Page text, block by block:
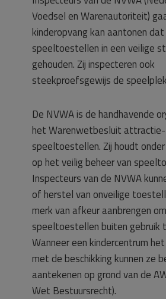
Voedsel en Warenautoriteit)
kinderopvang kan aantonen
speeltoestellen in een veilige
gehouden. Zij inspecteren ook
steekproefsgewijs de
De NVWA is de handhavende
het Warenwetbesluit
speeltoestellen. Zij houdt
op het veilig beheer van
Inspecteurs van de NVWA
of herstel van onveilige
merk van afkeur aanbrengen om
speeltoestellen buiten gebruik
Wanneer een kindercentrum
met de beschikking kunnen ze
aantekenen op grond van de
Wet Bestuursrecht).